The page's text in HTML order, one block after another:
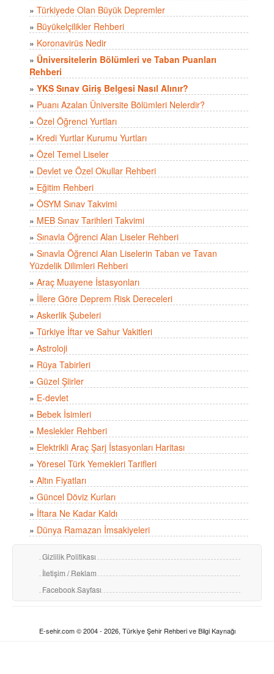
» Türkiyede Olan Büyük Depremler
» Büyükelçilikler Rehberi
» Koronavirüs Nedir
» Üniversitelerin Bölümleri ve Taban Puanları
Rehberi
» YKS Sınav Giriş Belgesi Nasıl Alınır?
» Puanı Azalan Üniversite Bölümleri Nelerdir?
» Özel Öğrenci Yurtları
» Kredi Yurtlar Kurumu Yurtları
» Özel Temel Liseler
» Devlet ve Özel Okullar Rehberi
» Eğitim Rehberi
» ÖSYM Sınav Takvimi
» MEB Sınav Tarihleri Takvimi
» Sınavla Öğrenci Alan Liseler Rehberi
» Sınavla Öğrenci Alan Liselerin Taban ve Tavan
Yüzdelik Dilimleri Rehberi
» Araç Muayene İstasyonları
» İllere Göre Deprem Risk Dereceleri
» Askerlik Şubeleri
» Türkiye İftar ve Sahur Vakitleri
» Astroloji
» Rüya Tabirleri
» Güzel Şiirler
» E-devlet
» Bebek İsimleri
» Meslekler Rehberi
» Elektrikli Araç Şarj İstasyonları Haritası
» Yöresel Türk Yemekleri Tarifleri
» Altın Fiyatları
» Güncel Döviz Kurları
» İftara Ne Kadar Kaldı
» Dünya Ramazan İmsakiyeleri
Gizlilik Politikası
İletişim / Reklam
Facebook Sayfası
E-sehir.com © 2004 - 2026, Türkiye Şehir Rehberi ve Bilgi Kaynağı